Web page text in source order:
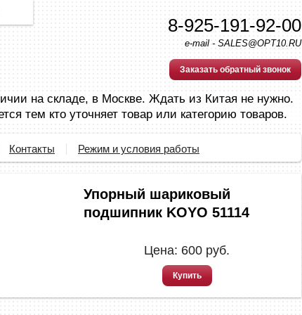
8-925-191-92-00
e-mail - SALES@OPT10.RU
Заказать обратный звонок
на складе, в Москве. Ждать из Китая не нужно.
тем кто уточняет товар или категорию товаров.
Контакты Режим и условия работы
Упорный шариковый
подшипник KOYO 51114
Цена: 600 руб.
Купить